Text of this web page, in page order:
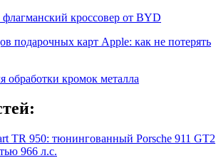
кроссовер от BYD
подарочных карт Apple: как не потерять
обработки кромок металла
TR 950: тюнингованный Porsche 911 GT2
966 л.с.